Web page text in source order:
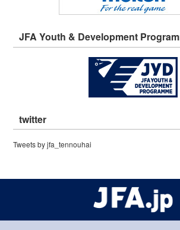
JFA Youth & Development
twitter
Tweets by jfa_tennouhai